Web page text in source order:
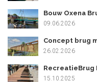
Bouw Oxena
09.06.2026
Concept brug
26.02.2026
RecreatieBrug
15.10.2025